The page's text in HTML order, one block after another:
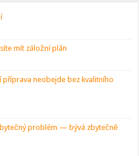
mít záložní plán
příprava neobejde bez kvalitního
problém — bývá zbytečně